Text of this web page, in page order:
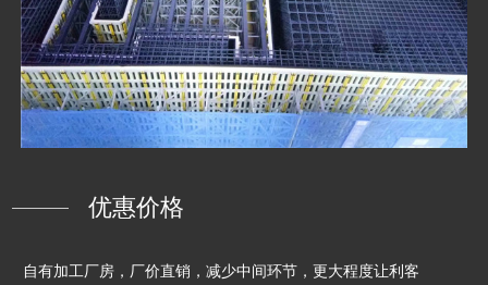
优惠价格
自有加工厂房，厂价直销，减少中间环节，更大程度让利客